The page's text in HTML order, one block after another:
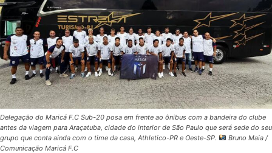
Delegação do Maricá F.C Sub-20 posa em frente ao ônibus com a bandeira do clube
antes da viagem para Araçatuba, cidade do interior de São Paulo que será sede do seu
grupo que conta ainda com o time da casa, Athletico-PR e Oeste-SP.
Bruno Maia /
Comunicação Maricá F.C